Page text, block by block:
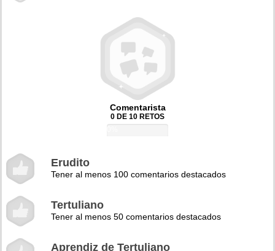
Comentarista
0 DE 10 RETOS
Erudito
Tener al menos 100 comentarios destacados
Tertuliano
Tener al menos 50 comentarios destacados
Aprendiz de Tertuliano